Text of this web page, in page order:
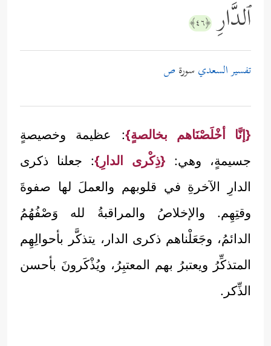
ٱلدَّارِ ﴿٤٦﴾
تفسير السعدي سورة ص
{إنَّا أخْلَصْنَاهم بخالصةٍ}: عظيمة وخصيصةٍ
جسيمةٍ، وهي: {ذِكْرى الدارِ}: جعلنا ذكرى
الدارِ الآخرةِ في قلوبهم والعملَ لها صفوةَ
وقتِهِم. والإخلاصُ والمراقبةُ لله وَصْفُهُمُ
الدائمُ، وجَعَلْناهم ذكرى الدار، يتذكَّر بأحوالِهِم
المتذكِّرُ ويعتبرُ بهم المعتبِرُ، ويُذْكَرونَ بأحسن
الذِّكر.